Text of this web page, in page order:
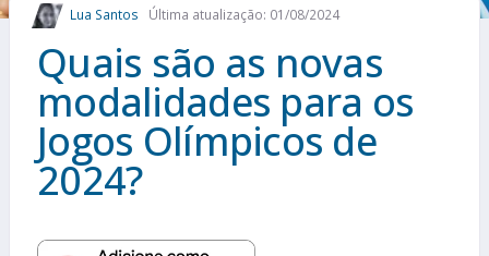
MAIS ESPORTES
Lua Santos Última atualização: 01/08/2024
Quais são as novas
modalidades para os
Jogos Olímpicos de
2024?